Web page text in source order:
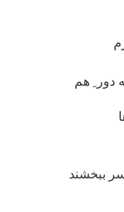
دور ِ هم
ببخشند